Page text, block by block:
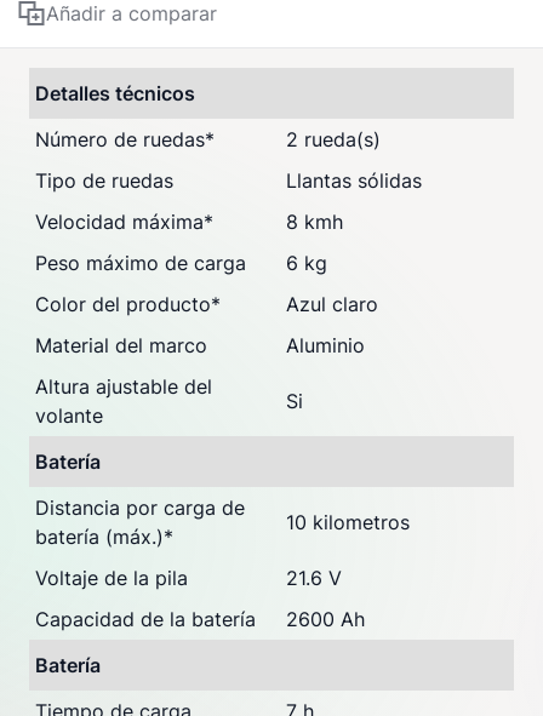
Añadir a comparar
Detalles técnicos
Número de ruedas*
2 rueda(s)
Tipo de ruedas
Llantas sólidas
Velocidad máxima*
8 kmh
Peso máximo de carga
6 kg
Color del producto*
Azul claro
Material del marco
Aluminio
Altura ajustable del
volante
Si
Batería
Distancia por carga de
batería (máx.)*
10 kilometros
Voltaje de la pila
21.6 V
Capacidad de la batería
2600 Ah
Batería
Tiempo de carga
7 h